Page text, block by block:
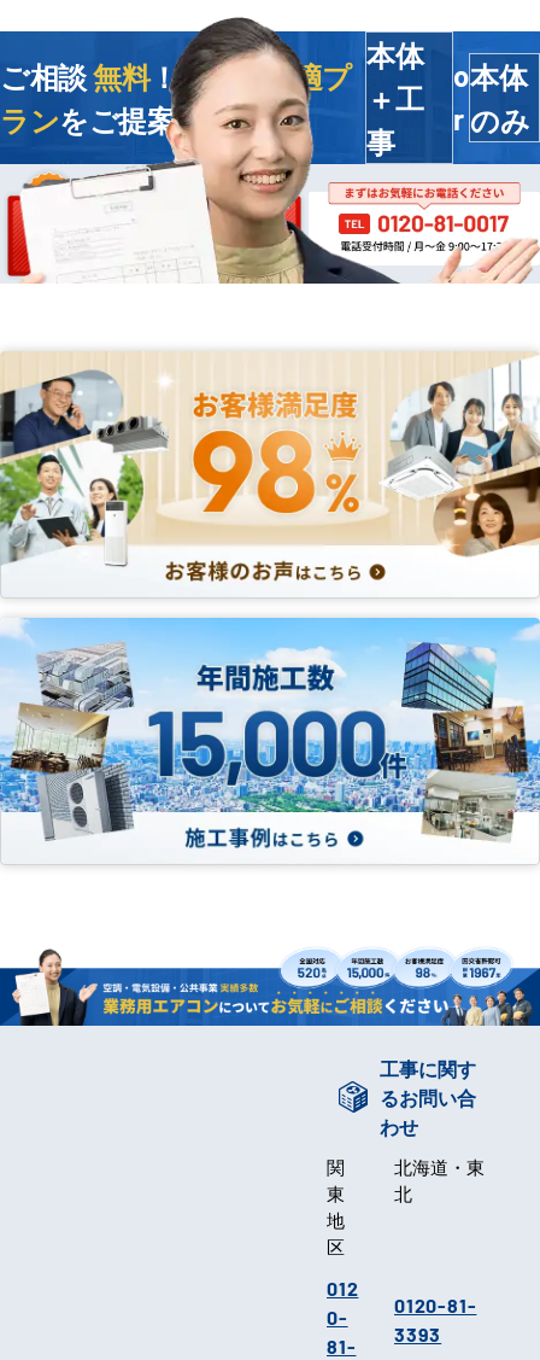
ご相談無料！今すぐ
最適プ
ランをご提案します
本体
＋工
事
o
r
本体
のみ
工事に関す
るお問い合
わせ
関
東
地
区
012
0-
81-
北海道・東
北
0120-81-
3393